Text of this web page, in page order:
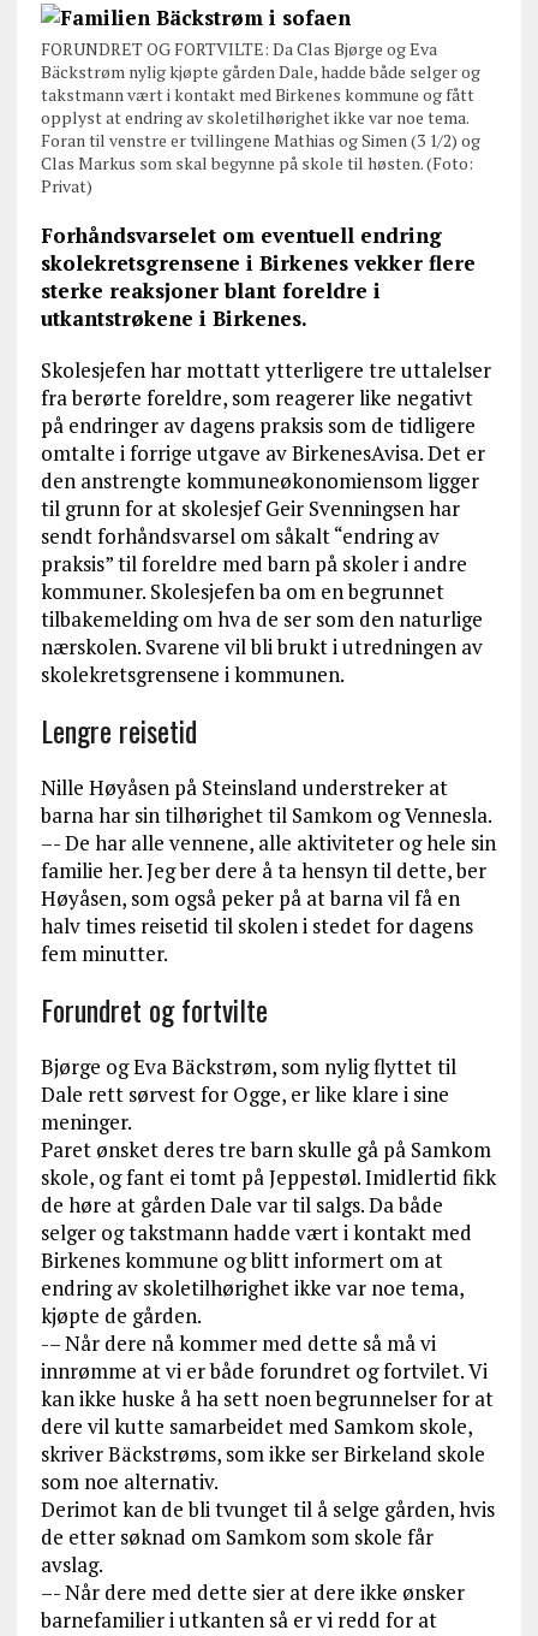
FORUNDRET OG FORTVILTE: Da Clas Bjørge og Eva
Bäckstrøm nylig kjøpte gården Dale, hadde både selger og
takstmann vært i kontakt med Birkenes kommune og fått
opplyst at endring av skoletilhørighet ikke var noe tema.
Foran til venstre er tvillingene Mathias og Simen (3 1/2) og
Clas Markus som skal begynne på skole til høsten. (Foto:
Privat)
Forhåndsvarselet om eventuell endring
skolekretsgrensene i Birkenes vekker flere
sterke reaksjoner blant foreldre i
utkantstrøkene i Birkenes.
Skolesjefen har mottatt ytterligere tre uttalelser
fra berørte foreldre, som reagerer like negativt
på endringer av dagens praksis som de tidligere
omtalte i forrige utgave av BirkenesAvisa. Det er
den anstrengte kommuneøkonomiensom ligger
til grunn for at skolesjef Geir Svenningsen har
sendt forhåndsvarsel om såkalt “endring av
praksis” til foreldre med barn på skoler i andre
kommuner. Skolesjefen ba om en begrunnet
tilbakemelding om hva de ser som den naturlige
nærskolen. Svarene vil bli brukt i utredningen av
skolekretsgrensene i kommunen.
Lengre reisetid
Nille Høyåsen på Steinsland understreker at
barna har sin tilhørighet til Samkom og Vennesla.
–- De har alle vennene, alle aktiviteter og hele sin
familie her. Jeg ber dere å ta hensyn til dette, ber
Høyåsen, som også peker på at barna vil få en
halv times reisetid til skolen i stedet for dagens
fem minutter.
Forundret og fortvilte
Bjørge og Eva Bäckstrøm, som nylig flyttet til
Dale rett sørvest for Ogge, er like klare i sine
meninger.
Paret ønsket deres tre barn skulle gå på Samkom
skole, og fant ei tomt på Jeppestøl. Imidlertid fikk
de høre at gården Dale var til salgs. Da både
selger og takstmann hadde vært i kontakt med
Birkenes kommune og blitt informert om at
endring av skoletilhørighet ikke var noe tema,
kjøpte de gården.
-– Når dere nå kommer med dette så må vi
innrømme at vi er både forundret og fortvilet. Vi
kan ikke huske å ha sett noen begrunnelser for at
dere vil kutte samarbeidet med Samkom skole,
skriver Bäckstrøms, som ikke ser Birkeland skole
som noe alternativ.
Derimot kan de bli tvunget til å selge gården, hvis
de etter søknad om Samkom som skole får
avslag.
–- Når dere med dette sier at dere ikke ønsker
barnefamilier i utkanten så er vi redd for at